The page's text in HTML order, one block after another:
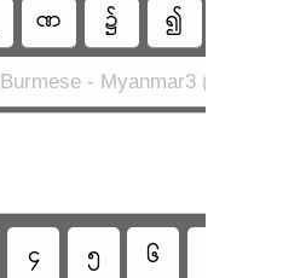
ဏ ၌ ၍
Burmese - Myanmar3 (SIL)
၄ ၅ ၆